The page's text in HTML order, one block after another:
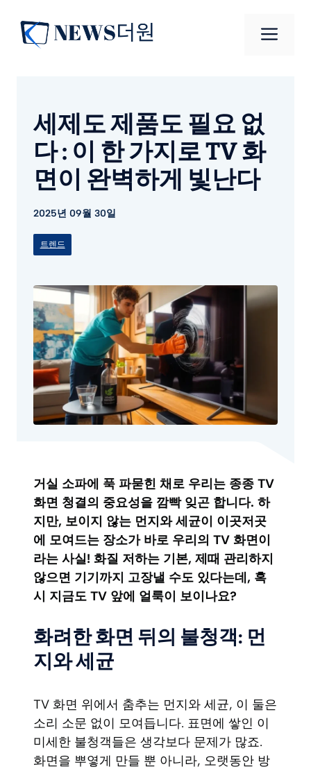
메
세제도 제품도 필요 없
다 : 이 한 가지로 TV 화
면이 완벽하게 빛난다
2025년 09월 30일
트렌드
거실 소파에 푹 파묻힌 채로 우리는 종종 TV
화면 청결의 중요성을 깜빡 잊곤 합니다. 하
지만, 보이지 않는 먼지와 세균이 이곳저곳
에 모여드는 장소가 바로 우리의 TV 화면이
라는 사실! 화질 저하는 기본, 제때 관리하지
않으면 기기까지 고장낼 수도 있다는데, 혹
시 지금도 TV 앞에 얼룩이 보이나요?
화려한 화면 뒤의 불청객: 먼
지와 세균
TV 화면 위에서 춤추는 먼지와 세균, 이 둘은
소리 소문 없이 모여듭니다. 표면에 쌓인 이
미세한 불청객들은 생각보다 문제가 많죠.
화면을 뿌옇게 만들 뿐 아니라, 오랫동안 방